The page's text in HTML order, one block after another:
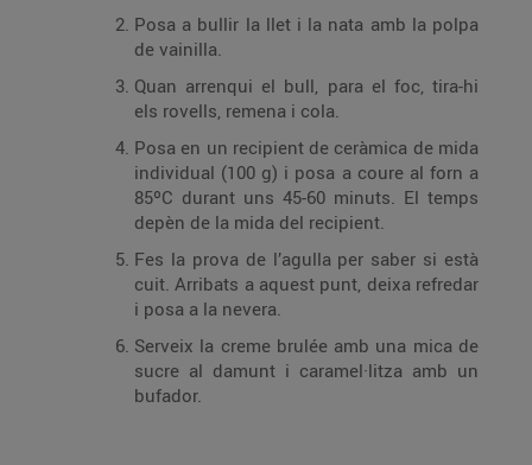
Posa a bullir la llet i la nata amb la polpa
de vainilla.
Quan arrenqui el bull, para el foc, tira-hi
els rovells, remena i cola.
Posa en un recipient de ceràmica de mida
individual (100 g) i posa a coure al forn a
85ºC durant uns 45-60 minuts. El temps
depèn de la mida del recipient.
Fes la prova de l’agulla per saber si està
cuit. Arribats a aquest punt, deixa refredar
i posa a la nevera.
Serveix la creme brulée amb una mica de
sucre al damunt i caramel·litza amb un
bufador.